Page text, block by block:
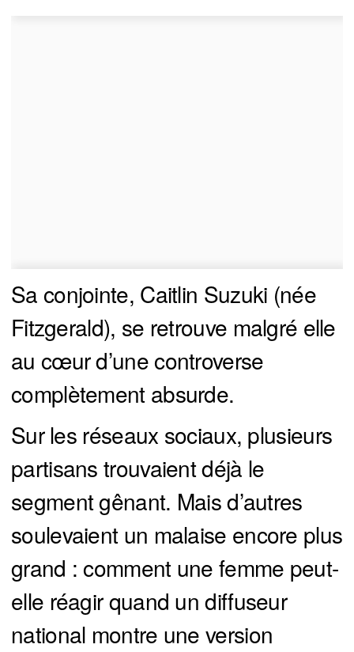
Sa conjointe, Caitlin Suzuki (née
Fitzgerald), se retrouve malgré elle
au cœur d’une controverse
complètement absurde.
Sur les réseaux sociaux, plusieurs
partisans trouvaient déjà le
segment gênant. Mais d’autres
soulevaient un malaise encore plus
grand : comment une femme peut-
elle réagir quand un diffuseur
national montre une version